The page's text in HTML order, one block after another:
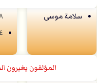
سلامة موسى
المؤلفون يغيرون